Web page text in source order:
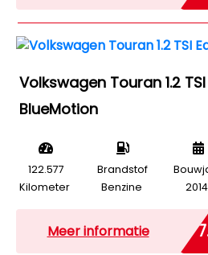
Volkswagen Touran 1.2
BlueMotion
122.577
Kilometer
Brandstof
Benzine
2014
Meer informatie €